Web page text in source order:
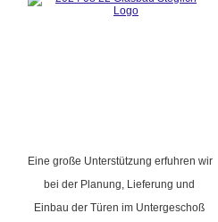
Eine große Unterstützung erfuhren wir
bei der Planung, Lieferung und
Einbau der Türen im Untergeschoß